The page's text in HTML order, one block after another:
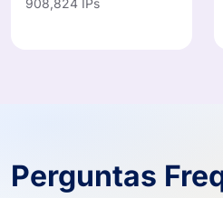
908,824 IPs
Perguntas